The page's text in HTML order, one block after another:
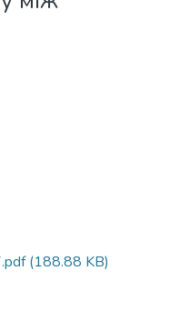
(188.88 KB)